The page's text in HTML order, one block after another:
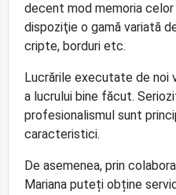
decent mod memoria celor
dispoziţie o gamă variată
cripte, borduri etc.
Lucrările executate de noi
a lucrului bine făcut.
profesionalismul sunt
caracteristici.
De asemenea, prin
Mariana puteți obține